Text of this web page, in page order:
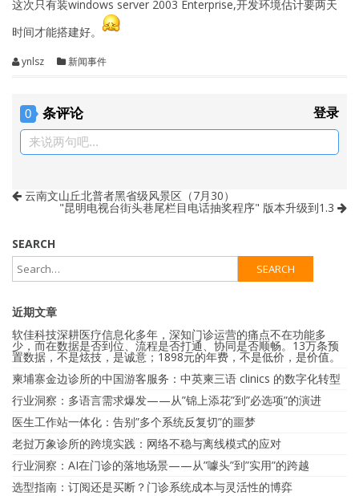
这次只有装windows server 2003 Enterprise,开发环境估计要两天
时间才能搭建好。
ynlsz 新闻事件
0 条评论 登录
来说两句吧...
云南文山丘北普者黑省级风景区（7月30）
"昆明电视台街头巷尾栏目电话抽奖程序" 版本升级到1.3
SEARCH
近期文章
软佳科技深耕医疗信息化多年，深知门诊运营的痛点不在功能多
少，而在数据是否到位、流程是否打通、协同是否顺畅。13万条预
置数据，不是炫技，是诚意；1898元的年费，不是低价，是价值。
柬埔寨金边诊所的中国游客服务：中英柬三语 clinics 的数字化转型
行业洞察：多语言需求爆发——从”锦上添花”到”必选项”的演进
医生工作站一体化：告别”多个系统反复切”的噩梦
老挝万象诊所的跨境实践：网络不稳与离线模式的应对
行业洞察：AI在门诊的落地场景——从”噱头”到”实用”的跨越
选型指南：订阅还是买断？门诊系统成本与灵活性的博弈